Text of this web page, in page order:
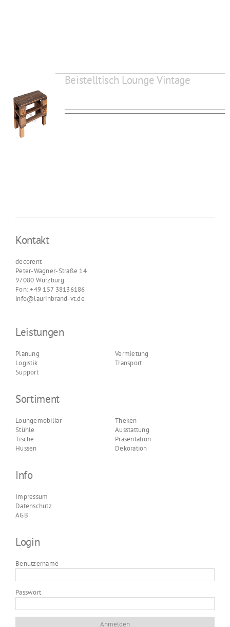
Beistelltisch Lounge Vintage
Kontakt
decorent
Peter-Wagner-Straße 14
97080 Würzburg
Fon: +49 157 38136186
info@laurinbrand-vt.de
Leistungen
Planung
Logistik
Support
Vermietung
Transport
Sortiment
Loungemobiliar
Stühle
Tische
Hussen
Theken
Ausstattung
Präsentation
Dekoration
Info
Impressum
Datenschutz
AGB
Login
Benutzername
Passwort